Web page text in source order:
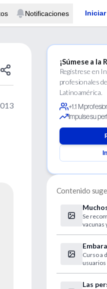
Notificaciones
¡Súmese a la
Regístrese en
profesionales
Latinoamérica.
+1.1 M
Impulse su
Contenido
las
Se
vacunas
Curso a
usuarios
Las